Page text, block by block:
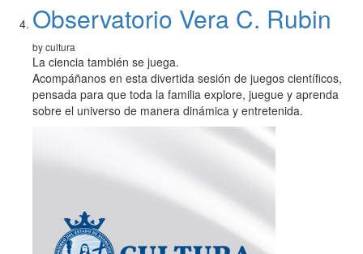
Observatorio Vera C. Rubin
by cultura
La ciencia también se juega.
Acompáñanos en esta divertida sesión de juegos científicos,
pensada para que toda la familia explore, juegue y aprenda
sobre el universo de manera dinámica y entretenida.